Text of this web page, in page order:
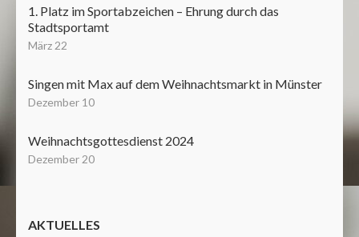
1. Platz im Sportabzeichen – Ehrung durch das
Stadtsportamt
März 22
Singen mit Max auf dem Weihnachtsmarkt in Münster
Dezember 10
Weihnachtsgottesdienst 2024
Dezember 20
AKTUELLES